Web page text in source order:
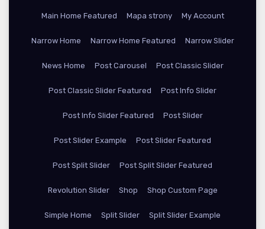
Main Home Featured Mapa strony My Account
Narrow Home Narrow Home Featured Narrow Slider
News Home Post Carousel Post Classic Slider
Post Classic Slider Featured Post Info Slider
Post Info Slider Featured Post Slider
Post Slider Example Post Slider Featured
Post Split Slider Post Split Slider Featured
Revolution Slider Shop Shop Custom Page
Simple Home Split Slider Split Slider Example